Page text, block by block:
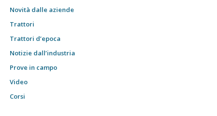
Novità dalle aziende
Trattori
Trattori d’epoca
Notizie dall’industria
Prove in campo
Video
Corsi